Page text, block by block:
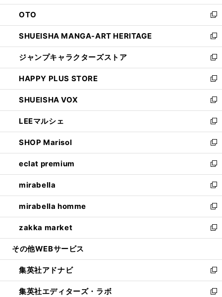
ウ
で
開
く
ン
ド
ウ
で
開
く
OTO
新
し
い
ウ
ィ
ン
ド
ウ
で
開
く
SHUEISHA MANGA-ART HERITAGE
新
し
い
ウ
ィ
ン
ド
ウ
で
開
く
ジャンプキャラクターズストア
新
し
い
ウ
ィ
ン
ド
ウ
で
開
く
HAPPY PLUS STORE
新
し
い
ウ
ィ
ン
ド
ウ
で
開
く
SHUEISHA VOX
新
し
い
ウ
ィ
ン
ド
ウ
で
開
く
LEEマルシェ
新
し
い
ウ
ィ
ン
ド
ウ
で
開
く
SHOP Marisol
新
し
い
ウ
ィ
ン
ド
ウ
で
開
eclat premium
新
し
い
ウ
ィ
ン
ド
ウ
開
く
mirabella
新
し
い
ウ
ィ
ン
ウ
で
開
く
mirabella homme
新
し
い
ウ
ン
ド
ウ
で
zakka market
新
し
ウ
ィ
ン
ド
その他WEBサービス
集英社アドナビ
新
し
い
集英社エディターズ・ラボ
新